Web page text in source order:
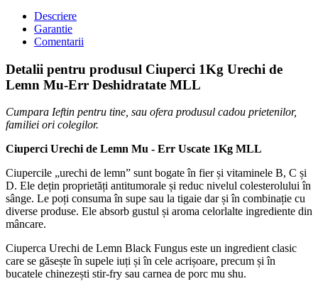
Descriere
Garantie
Comentarii
Detalii pentru produsul Ciuperci 1Kg Urechi de
Lemn Mu-Err Deshidratate MLL
Cumpara Ieftin pentru tine, sau ofera produsul cadou prietenilor,
familiei ori colegilor.
Ciuperci Urechi de Lemn Mu - Err Uscate 1Kg MLL
Ciupercile „urechi de lemn” sunt bogate în fier și vitaminele B, C și
D. Ele dețin proprietăți antitumorale și reduc nivelul colesterolului în
sânge. Le poți consuma în supe sau la tigaie dar și în combinație cu
diverse produse. Ele absorb gustul și aroma celorlalte ingrediente din
mâncare.
Ciuperca Urechi de Lemn Black Fungus este un ingredient clasic
care se găsește în supele iuți și în cele acrișoare, precum și în
bucatele chinezești stir-fry sau carnea de porc mu shu.